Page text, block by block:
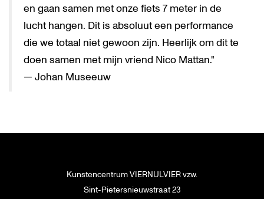
en gaan samen met onze fiets 7 meter in de
lucht hangen. Dit is absoluut een performance
die we totaal niet gewoon zijn. Heerlijk om dit te
doen samen met mijn vriend Nico Mattan."
— Johan Museeuw
Kunstencentrum VIERNULVIER vzw.
Sint-Pietersnieuwstraat 23